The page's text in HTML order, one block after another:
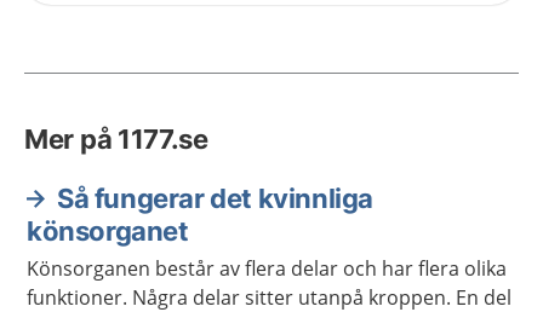
Mer på 1177.se
Så fungerar det kvinnliga
könsorganet
Könsorganen består av flera delar och har flera olika
funktioner. Några delar sitter utanpå kroppen. En del